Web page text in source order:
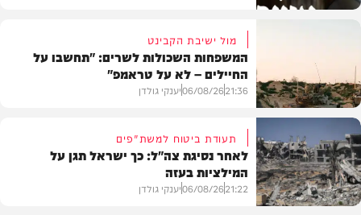
חדשות
צבא וביטחון
מול ישיבת הקבינט
המשפחות השכולות לשרים: "תחשבו על
החיילים – לא על טראמפ"
21:36
06/08/26יענקי גולדן
תעודת ביטוח למשת"פים
לאחר נסיגת צה"ל: כך ישראל תגן על
המילציות בעזה
21:22
06/08/26יענקי גולדן